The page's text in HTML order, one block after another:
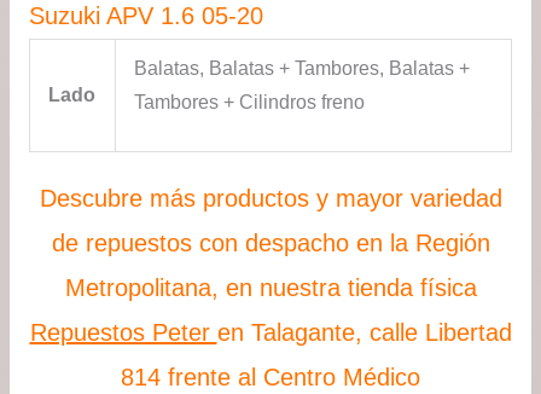
Suzuki APV 1.6 05-20
Lado
Balatas, Balatas + Tambores, Balatas +
Tambores + Cilindros freno
Descubre más productos y mayor variedad
de repuestos con despacho en la Región
Metropolitana, en nuestra tienda física
Repuestos Peter en Talagante, calle Libertad
814 frente al Centro Médico